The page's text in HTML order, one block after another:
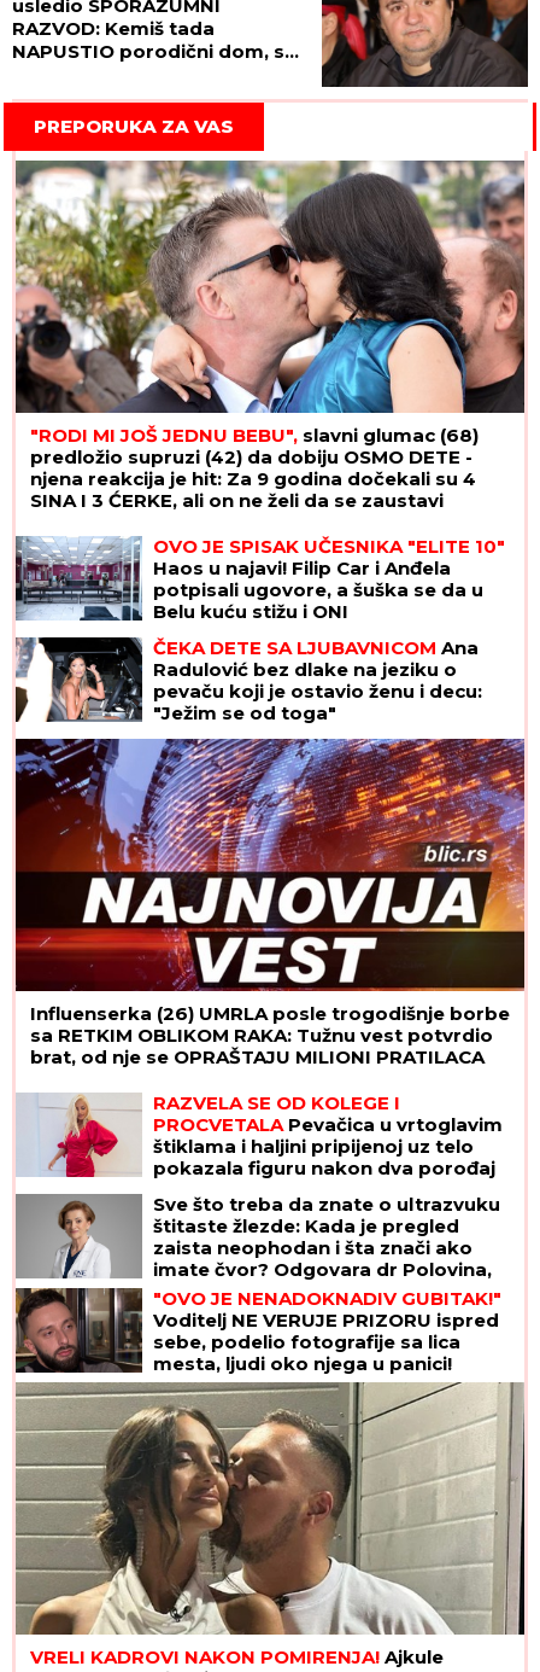
usledio SPORAZUMNI
RAZVOD: Kemiš tada
NAPUSTIO porodični dom, svi
PREPORUKA ZA VAS
"RODI MI JOŠ JEDNU BEBU", slavni glumac (68)
predložio supruzi (42) da dobiju OSMO DETE -
njena reakcija je hit: Za 9 godina dočekali su 4
SINA I 3 ĆERKE, ali on ne želi da se zaustavi
OVO JE SPISAK UČESNIKA "ELITE 10"
Haos u najavi! Filip Car i Anđela
potpisali ugovore, a šuška se da u
Belu kuću stižu i ONI
ČEKA DETE SA LJUBAVNICOM Ana
Radulović bez dlake na jeziku o
pevaču koji je ostavio ženu i decu:
"Ježim se od toga"
Influenserka (26) UMRLA posle trogodišnje borbe
sa RETKIM OBLIKOM RAKA: Tužnu vest potvrdio
brat, od nje se OPRAŠTAJU MILIONI PRATILACA
RAZVELA SE OD KOLEGE I
PROCVETALA Pevačica u vrtoglavim
štiklama i haljini pripijenoj uz telo
pokazala figuru nakon dva porođaj
Sve što treba da znate o ultrazvuku
štitaste žlezde: Kada je pregled
zaista neophodan i šta znači ako
imate čvor? Odgovara dr Polovina,
radiolog ordinacije "One Medical"
"OVO JE NENADOKNADIV GUBITAK!"
Voditelj NE VERUJE PRIZORU ispred
sebe, podelio fotografije sa lica
mesta, ljudi oko njega u panici!
(FOTO)
VRELI KADROVI NAKON POMIRENJA! Ajkule